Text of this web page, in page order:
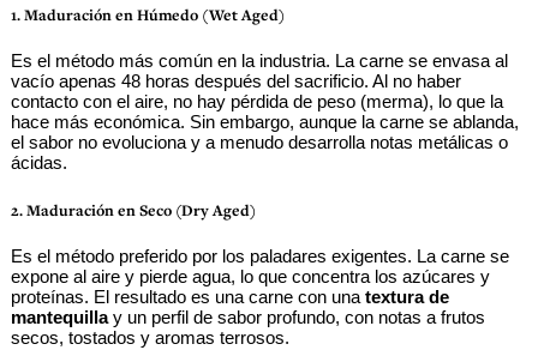
1. Maduración en Húmedo (Wet Aged)
Es el método más común en la industria. La carne se envasa al
vacío apenas 48 horas después del sacrificio. Al no haber
contacto con el aire, no hay pérdida de peso (merma), lo que la
hace más económica. Sin embargo, aunque la carne se ablanda,
el sabor no evoluciona y a menudo desarrolla notas metálicas o
ácidas.
2. Maduración en Seco (Dry Aged)
Es el método preferido por los paladares exigentes. La carne se
expone al aire y pierde agua, lo que concentra los azúcares y
proteínas. El resultado es una carne con una textura de
mantequilla y un perfil de sabor profundo, con notas a frutos
secos, tostados y aromas terrosos.